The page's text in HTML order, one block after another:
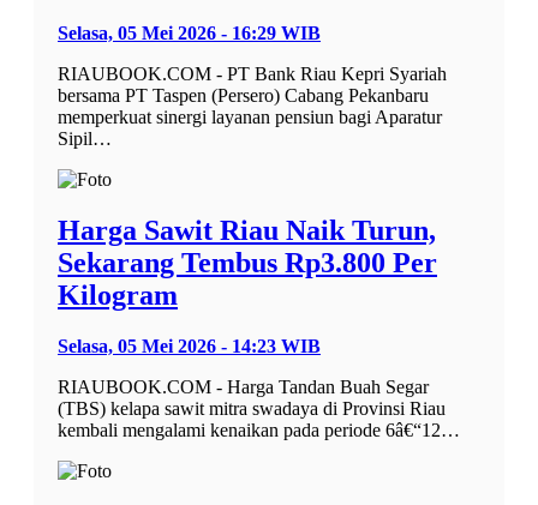
Selasa, 05 Mei 2026 - 16:29 WIB
RIAUBOOK.COM - PT Bank Riau Kepri Syariah
bersama PT Taspen (Persero) Cabang Pekanbaru
memperkuat sinergi layanan pensiun bagi Aparatur
Sipil…
Harga Sawit Riau Naik Turun,
Sekarang Tembus Rp3.800 Per
Kilogram
Selasa, 05 Mei 2026 - 14:23 WIB
RIAUBOOK.COM - Harga Tandan Buah Segar
(TBS) kelapa sawit mitra swadaya di Provinsi Riau
kembali mengalami kenaikan pada periode 6â€“12…